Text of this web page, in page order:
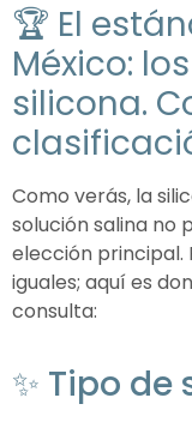
🏆 El
México:
silicona.
Como verás, la
solución salina no
elección principal.
iguales; aquí es
consulta:
✨ Tipo